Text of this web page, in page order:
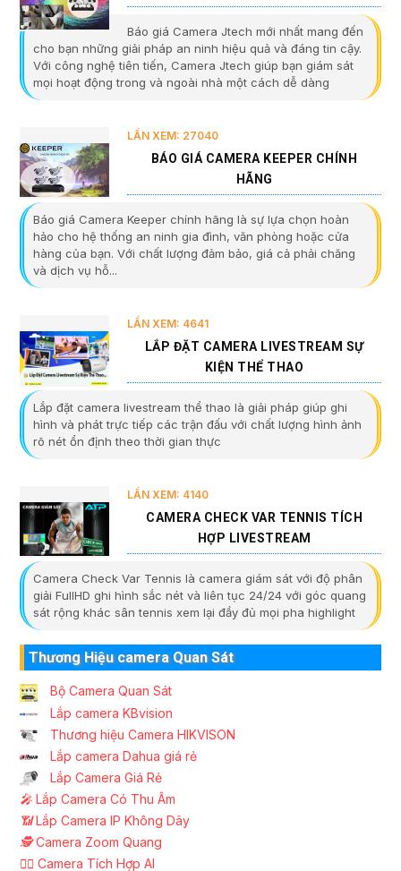
Báo giá Camera Jtech mới nhất mang đến
cho bạn những giải pháp an ninh hiệu quả và đáng tin cậy.
Với công nghệ tiên tiến, Camera Jtech giúp bạn giám sát
mọi hoạt động trong và ngoài nhà một cách dễ dàng
LẦN XEM: 27040
BÁO GIÁ CAMERA KEEPER CHÍNH
HÃNG
Báo giá Camera Keeper chính hãng là sự lựa chọn hoàn
hảo cho hệ thống an ninh gia đình, văn phòng hoặc cửa
hàng của bạn. Với chất lượng đảm bảo, giá cả phải chăng
và dịch vụ hỗ...
LẦN XEM: 4641
LẮP ĐẶT CAMERA LIVESTREAM SỰ
KIỆN THỂ THAO
Lắp đặt camera livestream thể thao là giải pháp giúp ghi
hình và phát trực tiếp các trận đấu với chất lượng hình ảnh
rõ nét ổn định theo thời gian thực
LẦN XEM: 4140
CAMERA CHECK VAR TENNIS TÍCH
HỢP LIVESTREAM
Camera Check Var Tennis là camera giám sát với độ phân
giải FullHD ghi hình sắc nét và liên tục 24/24 với góc quang
sát rộng khác sân tennis xem lại đầy đủ mọi pha highlight
Thương Hiệu camera Quan Sát
Bộ Camera Quan Sát
Lắp camera KBvision
Thương hiệu Camera HIKVISON
Lắp camera Dahua giá rẻ
Lắp Camera Giá Rẻ
️🎤️ Lắp Camera Có Thu Âm
📶Lắp Camera IP Không Dây
🕵️Camera Zoom Quang
🧛‍♀️ Camera Tích Hợp AI